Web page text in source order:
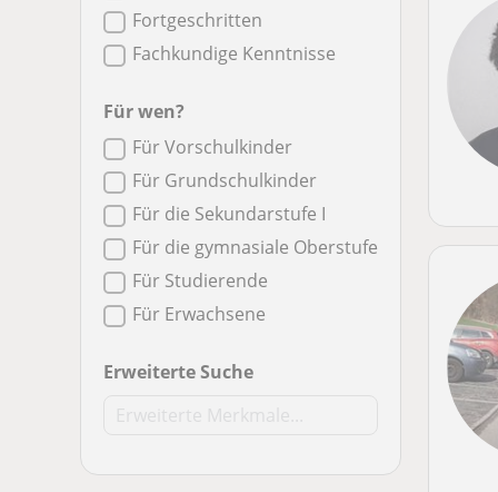
Fortgeschritten
Fachkundige Kenntnisse
Für wen?
Für Vorschulkinder
Für Grundschulkinder
Für die Sekundarstufe I
Für die gymnasiale Oberstufe
Für Studierende
Für Erwachsene
Erweiterte Suche